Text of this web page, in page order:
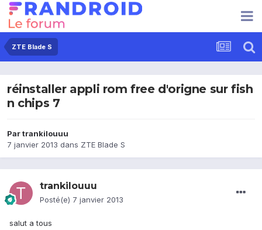
ZTE Blade S
réinstaller appli rom free d'origne sur fish
n chips 7
Partrankilouuu
7 janvier 2013 dans ZTE Blade S
trankilouuu
Posté(e) 7 janvier 2013
salut a tous